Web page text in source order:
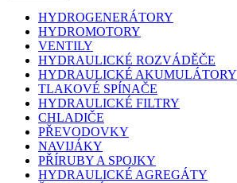
HYDROGENERÁTORY
HYDROMOTORY
VENTILY
HYDRAULICKÉ ROZVÁDĚČE
HYDRAULICKÉ AKUMULÁTORY
TLAKOVÉ SPÍNAČE
HYDRAULICKÉ FILTRY
CHLADIČE
PŘEVODOVKY
NAVIJÁKY
PŘÍRUBY A SPOJKY
HYDRAULICKÉ AGREGÁTY